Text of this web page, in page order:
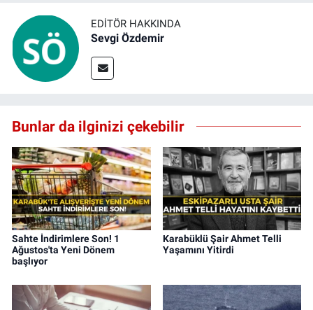
EDITÖR HAKKINDA
Sevgi Özdemir
Bunlar da ilginizi çekebilir
Sahte İndirimlere Son! 1
Ağustos'ta Yeni Dönem
başlıyor
Karabüklü Şair Ahmet Telli
Yaşamını Yitirdi